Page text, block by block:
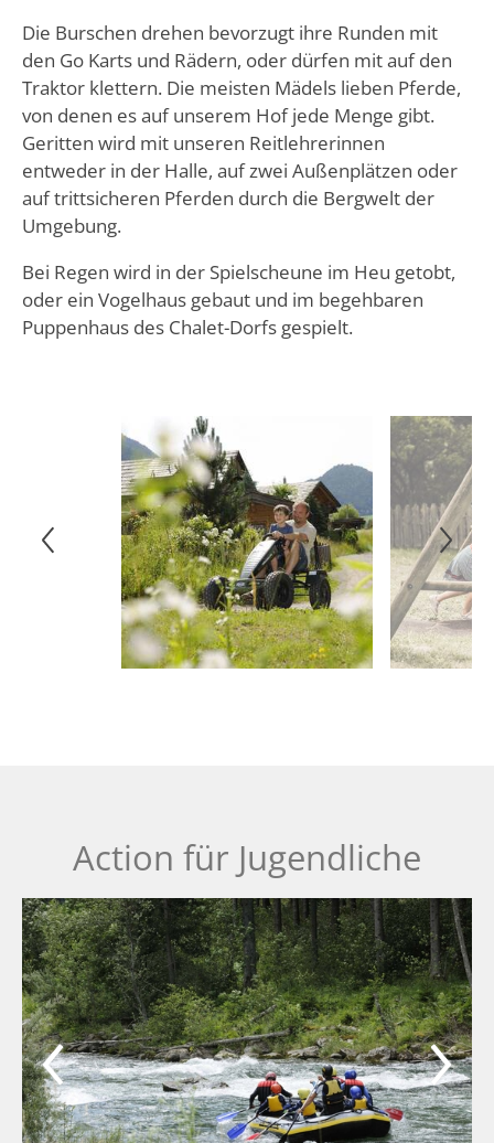
Die Burschen drehen bevorzugt ihre Runden mit
den Go Karts und Rädern, oder dürfen mit auf den
Traktor klettern. Die meisten Mädels lieben Pferde,
von denen es auf unserem Hof jede Menge gibt.
Geritten wird mit unseren Reitlehrerinnen
entweder in der Halle, auf zwei Außenplätzen oder
auf trittsicheren Pferden durch die Bergwelt der
Umgebung.
Bei Regen wird in der Spielscheune im Heu getobt,
oder ein Vogelhaus gebaut und im begehbaren
Puppenhaus des Chalet-Dorfs gespielt.
Action für Jugendliche